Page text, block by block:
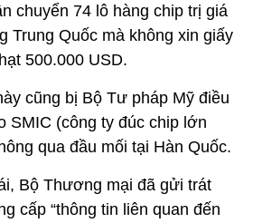
chuyển 74 lô hàng chip trị giá
Trung Quốc mà không xin giấy
500.000 USD.
cũng bị Bộ Tư pháp Mỹ điều
SMIC (công ty đúc chip lớn
qua đầu mối tại Hàn Quốc.
Bộ Thương mại đã gửi trát
cấp “thông tin liên quan đến